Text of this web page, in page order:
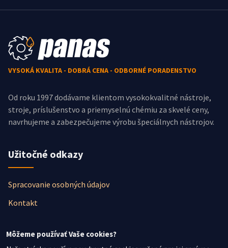
Môžeme používať Vaše cookies?
VYSOKÁ KVALITA - DOBRÁ CENA - ODBORNÉ PORADENSTVO
Od roku 1997 dodávame klientom vysokokvalitné nástroje,
stroje, príslušenstvo a priemyselnú chémiu za skvelé ceny,
navrhujeme a zabezpečujeme výrobu špeciálnych nástrojov.
Užitočné odkazy
Spracovanie osobných údajov
Kontakt
Newsletter